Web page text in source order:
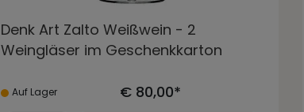
Denk Art Zalto Weißwein - 2
Weingläser im Geschenkkarton
Auf Lager € 80,00*